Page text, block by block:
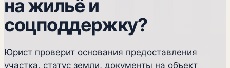
на жильё и
соцподдержку?
Юрист проверит основания предоставления
участка, статус земли, документы на объект